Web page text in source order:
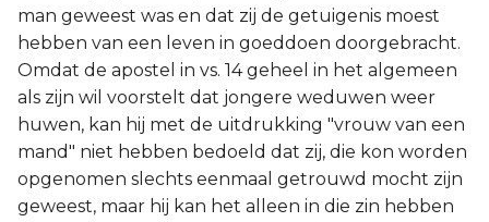
man geweest was en dat zij de getuigenis moest
hebben van een leven in goeddoen doorgebracht.
Omdat de apostel in vs. 14 geheel in het algemeen
als zijn wil voorstelt dat jongere weduwen weer
huwen, kan hij met de uitdrukking "vrouw van een
mand" niet hebben bedoeld dat zij, die kon worden
opgenomen slechts eenmaal getrouwd mocht zijn
geweest, maar hij kan het alleen in die zin hebben